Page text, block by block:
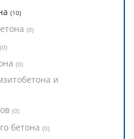
(10)
(0)
(0)
(0)
и
(0)
бетона (0)